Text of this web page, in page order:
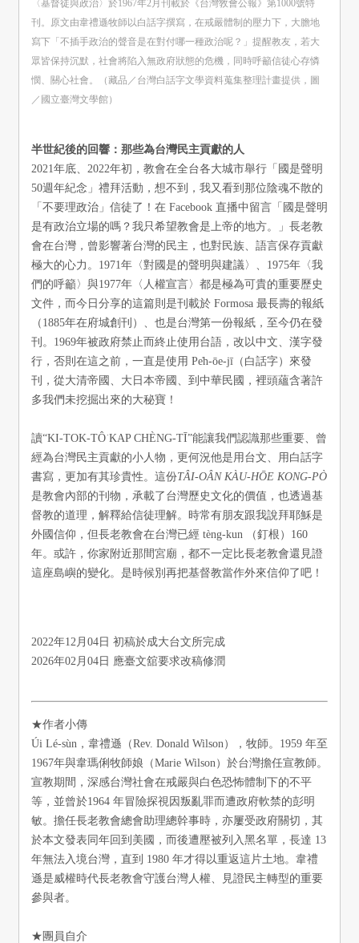
〈基督徒與政治〉於1967年2月刊載於《台灣敎會公報》第1000號特
刊。原文由韋禮遜牧師以白話字撰寫，在戒嚴體制的壓力下，大膽地
寫下「不插手政治的聲音是在對付哪一種政治呢？」提醒教友，若大
眾皆保持沉默，社會將陷入無政府狀態的危機，同時呼籲信徒心存憐
憫、關心社會。（藏品／台灣白話字文學資料蒐集整理計畫提供，圖
／國立臺灣文學館）
半世紀後的回響：那些為台灣民主貢獻的人
2021年底、2022年初，教會在全台各大城市舉行「國是聲明
50週年紀念」禮拜活動，想不到，我又看到那位陰魂不散的
「不要理政治」信徒了！在 Facebook 直播中留言「國是聲明
是有政治立場的嗎？我只希望教會是上帝的地方。」長老教
會在台灣，曾影響著台灣的民主，也對民族、語言保存貢獻
極大的心力。1971年〈對國是的聲明與建議〉、1975年〈我
們的呼籲〉與1977年〈人權宣言〉都是極為可貴的重要歷史
文件，而今日分享的這篇則是刊載於 Formosa 最長壽的報紙
（1885年在府城創刊）、也是台灣第一份報紙，至今仍在發
刊。1969年被政府禁止而終止使用台語，改以中文、漢字發
行，否則在這之前，一直是使用 Pe̍h-ōe-jī（白話字）來發
刊，從大清帝國、大日本帝國、到中華民國，裡頭蘊含著許
多我們未挖掘出來的大秘寶！
讀“KI-TOK-TÔ͘ KAP CHÈNG-TĪ”能讓我們認識那些重要、曾
經為台灣民主貢獻的小人物，更何況他是用台文、用白話字
書寫，更加有其珍貴性。這份TÂI-OÂN KÀU-HŌE KONG-PÒ
是教會內部的刊物，承載了台灣歷史文化的價值，也透過基
督教的道理，解釋給信徒理解。時常有朋友跟我說拜耶穌是
外國信仰，但長老教會在台灣已經 tèng-kun （釘根）160
年。或許，你家附近那間宮廟，都不一定比長老教會還見證
這座島嶼的變化。是時候別再把基督教當作外來信仰了吧！
2022年12月04日 初稿於成大台文所完成
2026年02月04日 應臺文舘要求改稿修潤
★作者小傳
Úi Lé-sùn，韋禮遜（Rev. Donald Wilson），牧師。1959 年至
1967年與韋瑪俐牧師娘（Marie Wilson）於台灣擔任宣教師。
宣教期間，深感台灣社會在戒嚴與白色恐怖體制下的不平
等，並曾於1964 年冒險探視因叛亂罪而遭政府軟禁的彭明
敏。擔任長老教會總會助理總幹事時，亦屢受政府關切，其
於本文發表同年回到美國，而後遭壓被列入黑名單，長達 13
年無法入境台灣，直到 1980 年才得以重返這片土地。韋禮
遜是威權時代長老教會守護台灣人權、見證民主轉型的重要
參與者。
★團員自介